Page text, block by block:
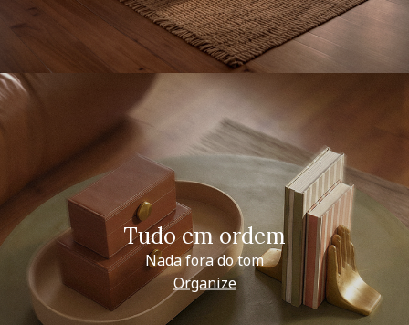
Tudo em ordem
Nada fora do tom
Organize